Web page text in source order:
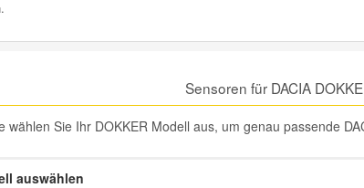
Sensoren für DACIA
wählen Sie Ihr DOKKER Modell aus, um genau passende
auswählen